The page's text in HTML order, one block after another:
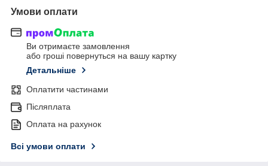
Умови оплати
Ви отримаєте замовлення
або гроші повернуться на вашу картку
Детальніше
Оплатити частинами
Післяплата
Оплата на рахунок
Всі умови оплати